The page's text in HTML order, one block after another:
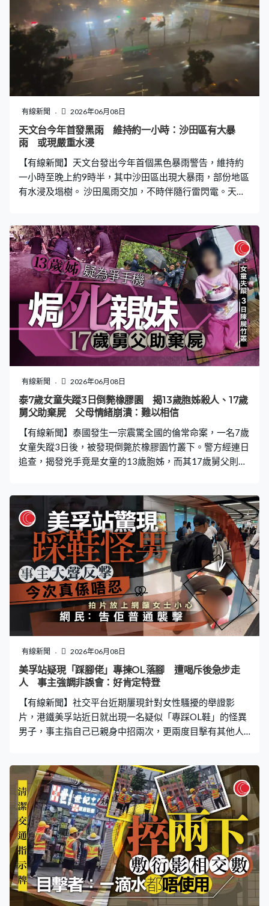
考取國家規定的《醫師資格證書》及《醫師執業證書》。
當日，患者劉男到診所求醫，黃某城在未有評估醫療風
險、亦未依規讓患者簽署「手術知情同意書」的情形下，
擅自「越界」為對方拆除箍牙牙套並直接拔牙。手術後，
劉男傷口流血不止，情況急轉直下，被緊急送院搶救，惟
最終因多臟器功能衰竭宣告不治。 根據海南醫學院第二附
屬醫院的死亡記錄，劉男生前患有極高危的三級高血壓、2
型糖尿病，更患有俗稱「M3型」的急性早幼粒細胞白血
病，會嚴重影響人體的凝血功能。 法院經審理認為，被告
黃男未取得醫生執業資格非法行醫，事實清楚，證據確
院認為，醫療鑑定指出死者的根本死因是自身嚴
有線新聞 2026年06月08日
天文台今年首發黑雨 維持約一小時：沙田區有大暴
雨 或現嚴重水浸
【有線新聞】天文台發出今年首個黑色暴雨警告，維持約
一小時至晚上約9時半，其中沙田區出現大暴雨，部份地區
有水浸及塌樹。 沙田風雨交加，不時伴隨行雷閃電。天水
即使撐傘，衣服都難免被雨水打濕，沒有帶雨具的市民就
要慌忙找避雨的地方。而在畢架山，有公園塌樹，大樹樹
幹橫臥路面，擋住全條行人路。 天文台說與低壓槽相關的
強雷雨區影響本港，在一個半小時內，先後發出黃色、紅
色及黑色暴雨警告。 保安局緊急事故監察及支援中心啟動
及運作，民政署亦開放臨時庇護中心。醫管局家庭醫學診
所夜間門診服務一度停止，而急症室就維持正常服務。 今
年首個黑雨｜交通安排 九巴：受惡劣天氣影響，「九巴遊
香港」路線HK1及HK2暫停服務。 港鐵：黃大仙站B3、彩
虹站A1、深水埗站A2、鰂魚涌站A出入口暫時關閉 今年首
個黑雨｜公營機構交通安排 醫管局：轄下所有家庭醫學診
所夜間門診服務將會停止。已經預約的病人請於黑色暴雨
警告信號取消後，另約診症時間。公立醫院的急症室維持
有線新聞 2026年06月08日
泰7歲女童失蹤3日倒斃橡膠園 揭13歲胞姊殺人、17歲
舅父助棄屍 父母情緒崩潰：難以相信
【有線新聞】泰國發生一宗震驚全國的倫常命案，一名7歲
女童失蹤3日後，被發現倒斃於橡膠園竹叢下。警方經連日
追查，揭發兇手竟是女童的13歲胞姊，而其17歲舅父則協
發於5月30日，北碧府（Kanchanaburi）7歲女童Nong
Angun離家後便失去蹤影，家人遍尋不獲報警。至6月1
日，女童被發現陳屍在距離寓所約1公里的橡膠園竹叢中，
當時屍體已經開始腐爛。經法醫初步檢查，發現女童下巴
有兩處傷口、臉部有瘀青、頸部發黑，初步判斷為「非自
然死亡」。 案件震驚泰國社會，女童的父母亦悲痛欲絕，
指女兒平時不會到該處玩耍，相信是被人帶走後殺害，更
誓言「抓不到兇手絕不火化」。國家警察總署督察長表示
對事件高度重視，並指派副署長親自到場跟進。警方動用
大批警力，循多個方向著手調查，包括謀殺、性侵等。 警
方傳喚包括家屬、僧侶及村民在內等數十人問話，並派出
鑑證人員在附近一帶包括寺廟的貨車搜集指模樣本等，更
一度採集村內超過25名男性的DNA。 瀏覽紀錄成關鍵 胞
性
有線新聞 2026年06月08日
美孚站疑現「踩腳佬」專揀OL落腳 遭喝斥後急步走
人 事主強調非誤會：好肯定特登
【有線新聞】社交平台近期屢現針對女性騷擾的舉證影
片，港鐵美孚站近日就出現一名疑似「專踩OL鞋」的怪異
男子，事主指自己已親身中招兩次，更兩度目擊有其他人
帽、戴眼鏡」，經常於早上8時至9時的上班繁忙時間出
沒，指控「特登搵女仔對鞋嚟踩」，直言受害人「輕則踩
甩對鞋，重則仆倒」。事主聲稱自己已先後兩次被該男子
踩中，並曾親眼目睹另外兩人中招，「擺到明就係特登搵
人嚟踩！」 「今次我真係唔X忍啦！ 真係興奮，終於俾我
再遇到佢！」事主指日前再次在站內遇上該名男子，對方
竟再次重施故技，忍無可忍之下當場大聲喝斥反擊。對方
見狀隨即辯稱自己當時正「玩電話冇睇路」，隨後便匆忙
加快腳步。女事主在回覆中直言「觀察到佢係鍾意踩人啲